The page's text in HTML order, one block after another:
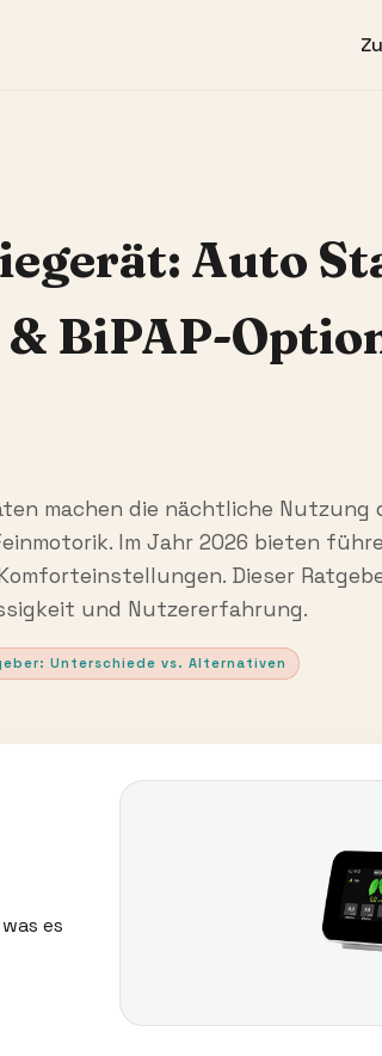
Auto
& BiPAP-
machen die nächtliche
Im Jahr 2026 bieten
Dieser
und Nutzererfahrung.
Unterschiede vs. Alternativen
es